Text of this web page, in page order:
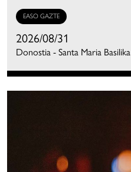
EASO GAZTE
2026/08/31
Donostia - Santa Maria Basilika